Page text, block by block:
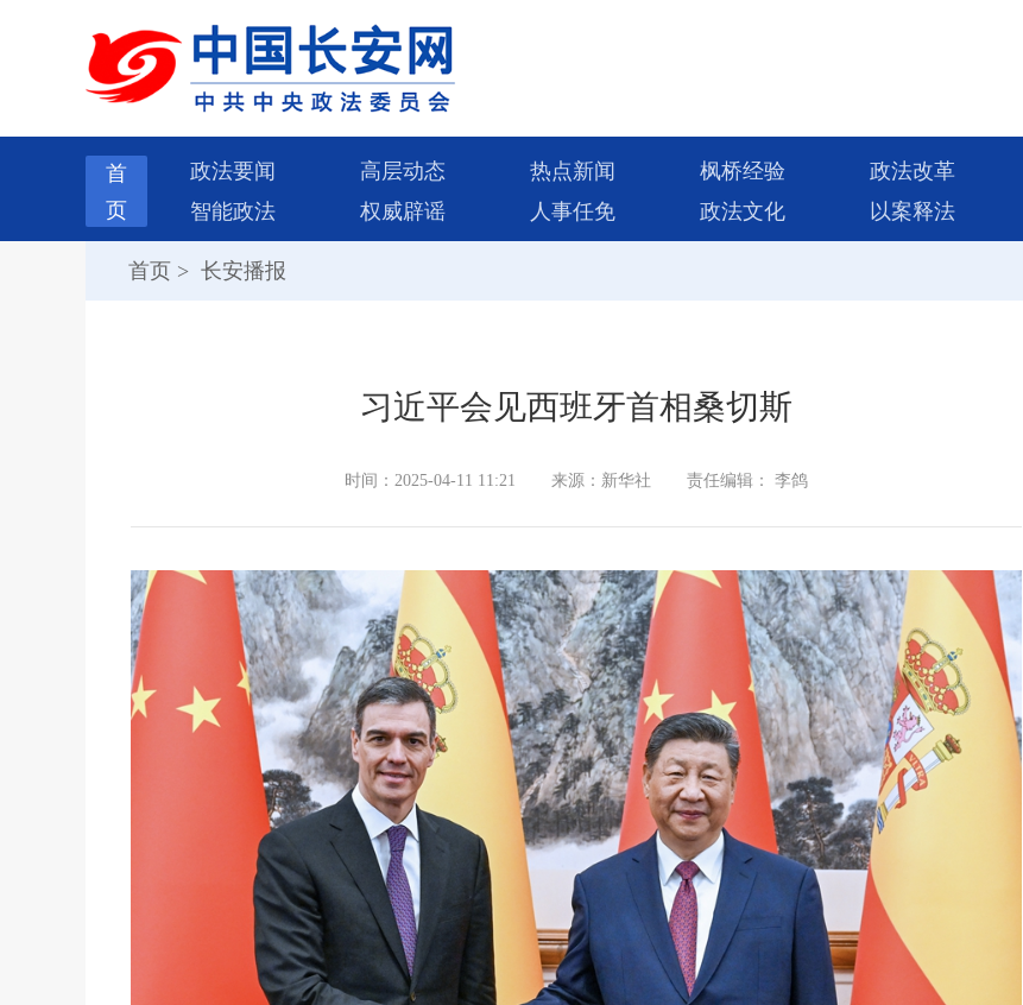
首
页
政法要闻 高层动态 热点新闻 枫桥经验 政法改革
智能政法
权威辟谣 人事任免 政法文化 以案释法
首页 > 长安播报
习近平会见西班牙首相桑切斯
时间：2025-04-11 11:21 来源：新华社 责任编辑： 李鸽